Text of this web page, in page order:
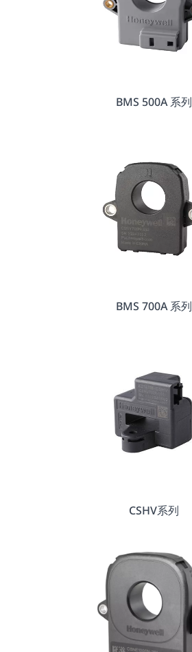
BMS 500A 系列
BMS 700A 系列
CSHV系列